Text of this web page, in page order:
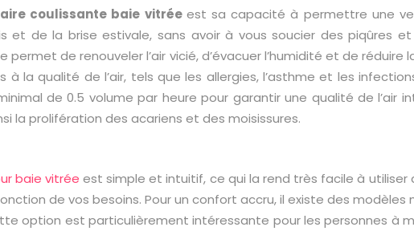
coulissante baie vitrée est sa capacité à permettre une
et de la brise estivale, sans avoir à vous soucier des piqûres
permet de renouveler l’air vicié, d’évacuer l’humidité et de
la qualité de l’air, tels que les allergies, l’asthme et les
de0.5 volume par heurepour garantir une qualité de l’air
la prolifération des acariens et des moisissures.
baie vitréeest simple et intuitif, ce qui la rend très facile à
de vos besoins. Pour un confort accru, il existe des
option est particulièrement intéressante pour les personnes à